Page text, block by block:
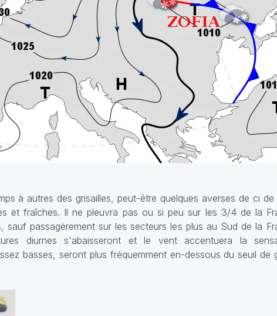
à autres des grisailles, peut-être quelques averses de ci
et fraîches. Il ne pleuvra pas ou si peu sur les 3/4 de la
sauf passagèrement sur les secteurs les plus au Sud de la
diurnes s'abaisseront et le vent accentuera la
basses, seront plus fréquemment en-dessous du seuil de